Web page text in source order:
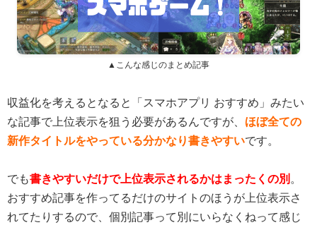
▲こんな感じのまとめ記事
収益化を考えるとなると「スマホアプリ おすすめ」みたい
な記事で上位表示を狙う必要があるんですが、 ほぼ全ての
新作タイトルをやっている分かなり書きやすいです。
でも書きやすいだけで上位表示されるかはまったくの別 。
おすすめ記事を作ってるだけのサイトのほうが上位表示さ
れてたりするので、個別記事って別にいらなくねって感じ